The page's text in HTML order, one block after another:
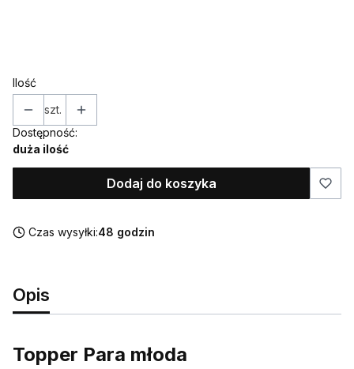
Ilość
szt.
Dostępność:
duża ilość
Dodaj do koszyka
Czas wysyłki:48 godzin
Opis
Topper Para młoda